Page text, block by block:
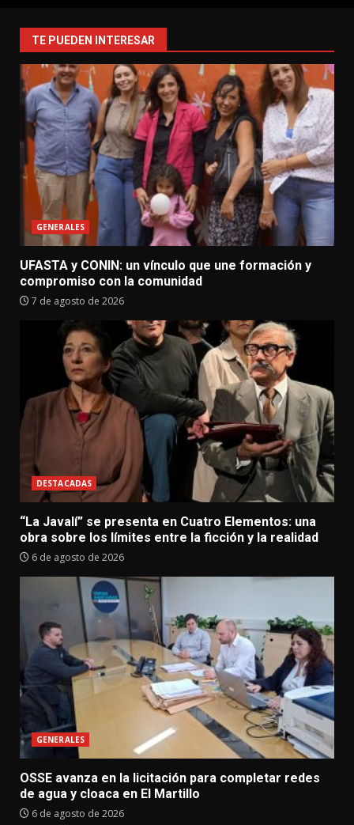
TE PUEDEN INTERESAR
GENERALES
UFASTA y CONIN: un vínculo que une formación y
compromiso con la comunidad
7 de agosto de 2026
DESTACADAS
“La Javalí” se presenta en Cuatro Elementos: una
obra sobre los límites entre la ficción y la realidad
6 de agosto de 2026
GENERALES
OSSE avanza en la licitación para completar redes
de agua y cloaca en El Martillo
6 de agosto de 2026